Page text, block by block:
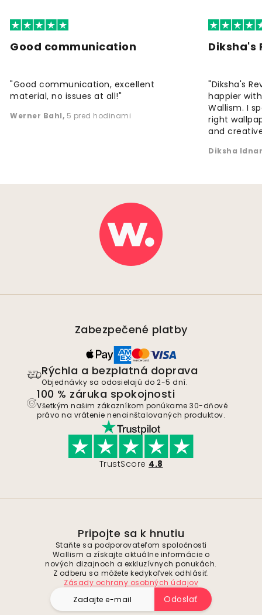
Good communication
"Good communication, excellent
material, no issues at all!"
Werner Bahl, 5 pred hodinami
Diksha's
"Diksha's
happier
Wallism. I
right
and
Diksha
Zabezpečené platby
Rýchla a bezplatná doprava
Objednávky sa odosielajú do 2-5 dní.
100 % záruka spokojnosti
Všetkým našim zákazníkom ponúkame 30-dňové
právo na vrátenie nenainštalovaných produktov.
TrustScore 4.8
Pripojte sa k hnutiu
Staňte sa podporovateľom spoločnosti
Wallism a získajte aktuálne informácie o
nových dizajnoch a exkluzívnych ponukách.
Z odberu sa môžete kedykoľvek odhlásiť.
Zásady ochrany osobných údajov
Odoslať